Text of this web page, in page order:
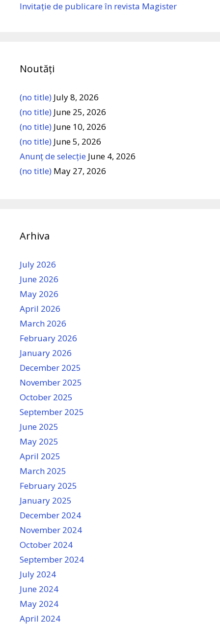
Invitație de publicare în revista Magister
Noutăți
(no title) July 8, 2026
(no title) June 25, 2026
(no title) June 10, 2026
(no title) June 5, 2026
Anunț de selecție June 4, 2026
(no title) May 27, 2026
Arhiva
July 2026
June 2026
May 2026
April 2026
March 2026
February 2026
January 2026
December 2025
November 2025
October 2025
September 2025
June 2025
May 2025
April 2025
March 2025
February 2025
January 2025
December 2024
November 2024
October 2024
September 2024
July 2024
June 2024
May 2024
April 2024